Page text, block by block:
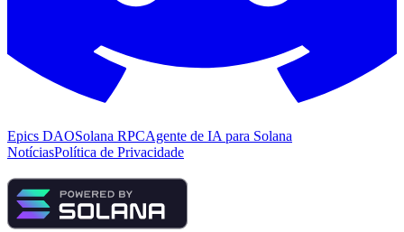
Epics DAOSolana RPCAgente de IA para Solana
NotíciasPolítica de Privacidade